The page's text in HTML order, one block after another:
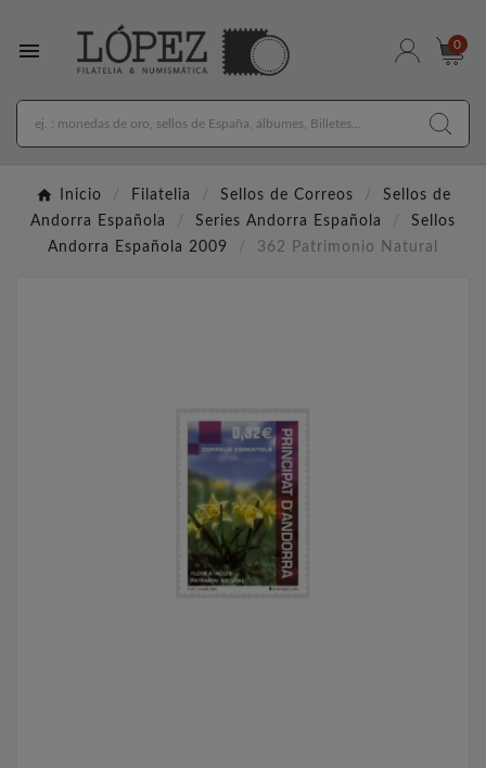
 0
Inicio Filatelia Sellos de Correos
Sellos de
Andorra Española
Series Andorra Española
Sellos
Andorra Española 2009
362 Patrimonio Natural